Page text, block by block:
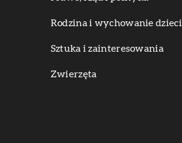
Rodzina i wychowanie dzieci
Sztuka i zainteresowania
Zwierzęta